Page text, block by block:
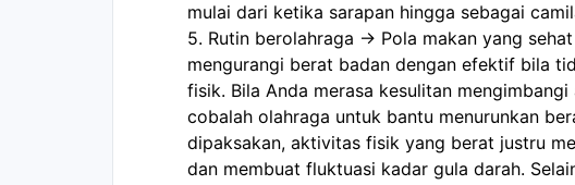
mulai dari ketika sarapan hingga sebagai
5. Rutin berolahraga -> Pola makan yang
mengurangi berat badan dengan efektif bila
fisik. Bila Anda merasa kesulitan
cobalah olahraga untuk bantu menurunkan
dipaksakan, aktivitas fisik yang berat justru
dan membuat fluktuasi kadar gula darah.